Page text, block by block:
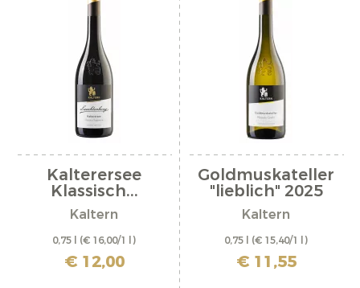
Kalterersee
Klassisch...
Kaltern
0,75 l (€ 16,00/1 l)
inkl. MwSt. zzgl. Versandkosten
€ 12,00
Goldmuskateller
"lieblich" 2025
Kaltern
0,75 l (€ 15,40/1 l)
inkl. MwSt. zzgl. Versandkosten
€ 11,55